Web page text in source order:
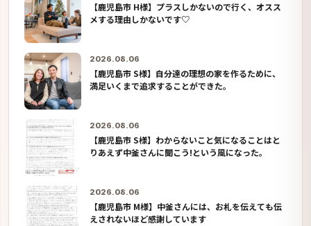
【鹿児島市 H様】プラスしかないので行く、オスス
メする理由しかないです♡
2026.08.06
【鹿児島市 S様】自分達の理想の家を作るために、
満足いくまで追求することができた。
2026.08.06
【鹿児島市 S様】わからないこと気になることはと
りあえず中釜さんに聞こう!という風になった。
2026.08.06
【鹿児島市 M様】中釜さんには、お札を伝えても伝
えされないほど感謝しています